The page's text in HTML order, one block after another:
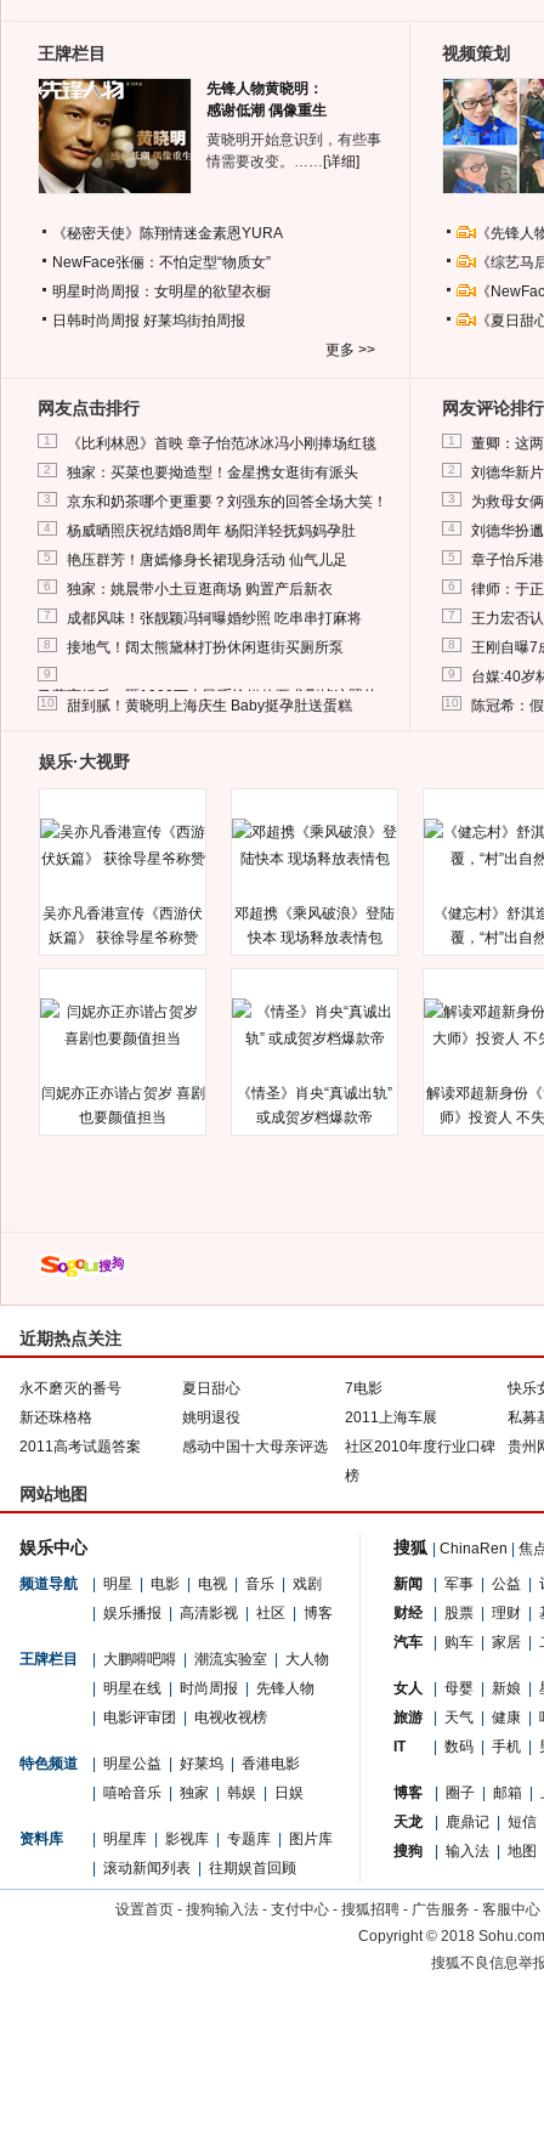
王牌栏目
先锋人物黄晓明：
感谢低潮 偶像重生
黄晓明开始意识到，有些事
情需要改变。…… [详细]
《秘密天使》陈翔情迷金素恩YURA
NewFace张俪：不怕定型“物质女”
明星时尚周报：女明星的欲望衣橱
日韩时尚周报 好莱坞街拍周报
更多 >>
视频策划
《先锋
《综艺
《
《夏日
网友点击排行
1 《比利林恩》首映 章子怡范冰冰冯小刚捧场红毯
2 独家：买菜也要拗造型！金星携女逛街有派头
3 京东和奶茶哪个更重要？刘强东的回答全场大笑！
4 杨威晒照庆祝结婚8周年 杨阳洋轻抚妈妈孕肚
5 艳压群芳！唐嫣修身长裙现身活动 仙气儿足
6 独家：姚晨带小土豆逛商场 购置产后新衣
7 成都风味！张靓颖冯轲曝婚纱照 吃串串打麻将
8 接地气！阔太熊黛林打扮休闲逛街买厕所泵
9
马蓉离婚后，砸1000万人民币给媒体要求删掉这照片
10 甜到腻！黄晓明上海庆生 Baby挺孕肚送蛋糕
网友评论排行
1 董卿：这
2 刘德华新
3 为救母女
4 刘德华扮
5 章子怡斥
6 律师：于
7 王力宏否
8 王刚自曝7
9 台媒:40岁
10 陈冠希：
娱乐·大视野
吴亦凡香港宣传《西游伏
妖篇》 获徐导星爷称赞
邓超携《乘风破浪》登陆
快本 现场释放表情包
《健忘村》舒淇
覆，“村”出自
闫妮亦正亦谐占贺岁 喜剧
也要颜值担当
《情圣》肖央“真诚出轨”
或成贺岁档爆款帝
解读邓超新身份
师》投资人 不
近期热点关注
永不磨灭的番号 夏日甜心 7电影
快乐
新还珠格格
姚明退役 2011上海车展
私募
2011高考试题答案
感动中国十大母亲评选
社区2010年度行业口碑
榜
贵州
网站地图
娱乐中心
频道导航 明星 电影 电视 音乐
戏剧
娱乐播报 高清影视 社区 博客
王牌栏目 大鹏嘚吧嘚 潮流实验室
大人物
明星在线 时尚周报
先锋人物
电影评审团 电视收视榜
特色频道 明星公益 好莱坞
香港电影
嘻哈音乐 独家 韩娱 日娱
资料库 明星库 影视库 专题库
图片库
滚动新闻列表 往期娱首回顾
搜狐 ChinaRen 焦
新闻 军事 公益
财经
股票 理财
汽车
购车 家居
女人 母婴 新娘
旅游
天气 健康
IT
数码 手机
博客 圈子 邮箱
天龙
鹿鼎记
短信
搜狗
输入法 地图
设置首页 - 搜狗输入法 - 支付中心 - 搜狐招聘 - 广告服务 - 客服中心
Copyright©2018
搜狐不良信息举